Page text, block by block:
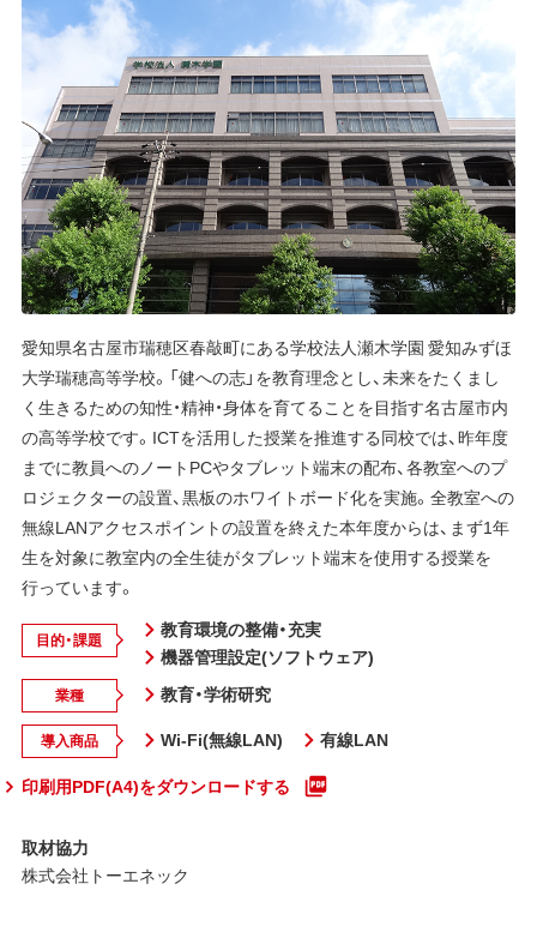
愛知県名古屋市瑞穂区春敲町にある学校法人瀬木学園 愛知みずほ
大学瑞穂高等学校。「健への志」を教育理念とし、未来をたくまし
く生きるための知性・精神・身体を育てることを目指す名古屋市内
の高等学校です。ICTを活用した授業を推進する同校では、昨年度
までに教員へのノートPCやタブレット端末の配布、各教室へのプ
ロジェクターの設置、黒板のホワイトボード化を実施。全教室への
無線LANアクセスポイントの設置を終えた本年度からは、まず1年
生を対象に教室内の全生徒がタブレット端末を使用する授業を
行っています。
目的・課題
教育環境の整備・充実
機器管理設定(ソフトウェア)
業種 教育・学術研究
導入商品 Wi-Fi(無線LAN)
有線LAN
印刷用PDF(A4)をダウンロードする
取材協力
株式会社トーエネック